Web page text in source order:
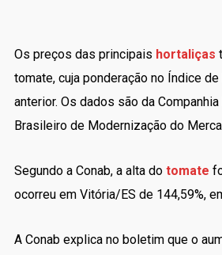
Os preços das principais hortaliças
tomate, cuja ponderação no Índice
anterior. Os dados são da
Brasileiro de Modernização do
Segundo a Conab, a alta do tomate
ocorreu em Vitória/ES de 144,59%,
A Conab explica no boletim que o